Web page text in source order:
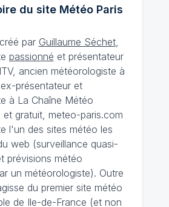
du site MétéoParis
par Guillaume Séchet,
passionné et présentateur
ancien météorologiste à
présentateur et
à La Chaîne Météo
et gratuit, meteo-paris.com
l'un des sites météo les
web (surveillance quasi-
prévisions météo
un météorologiste). Outre
du premier site météo
de Ile-de-France (et non